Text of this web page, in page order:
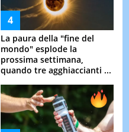
La paura della "fine del
mondo" esplode la
prossima settimana,
quando tre agghiaccianti ...